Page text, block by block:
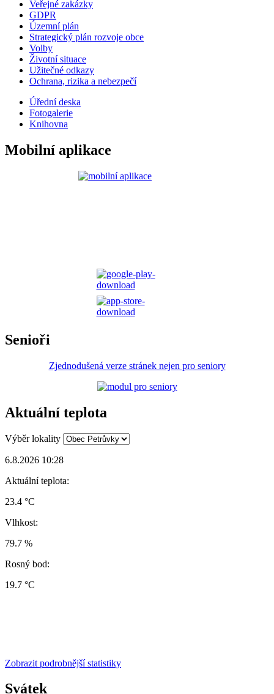
Veřejné zakázky
GDPR
Územní plán
Strategický plán rozvoje obce
Volby
Životní situace
Užitečné odkazy
Ochrana, rizika a nebezpečí
Úřední deska
Fotogalerie
Knihovna
Mobilní aplikace
Senioři
Zjednodušená verze stránek nejen pro seniory
Aktuální teplota
Výběr lokality
6.8.2026 10:28
Aktuální teplota:
23.4 °C
Vlhkost:
79.7 %
Rosný bod:
19.7 °C
Zobrazit podrobnější statistiky
Svátek